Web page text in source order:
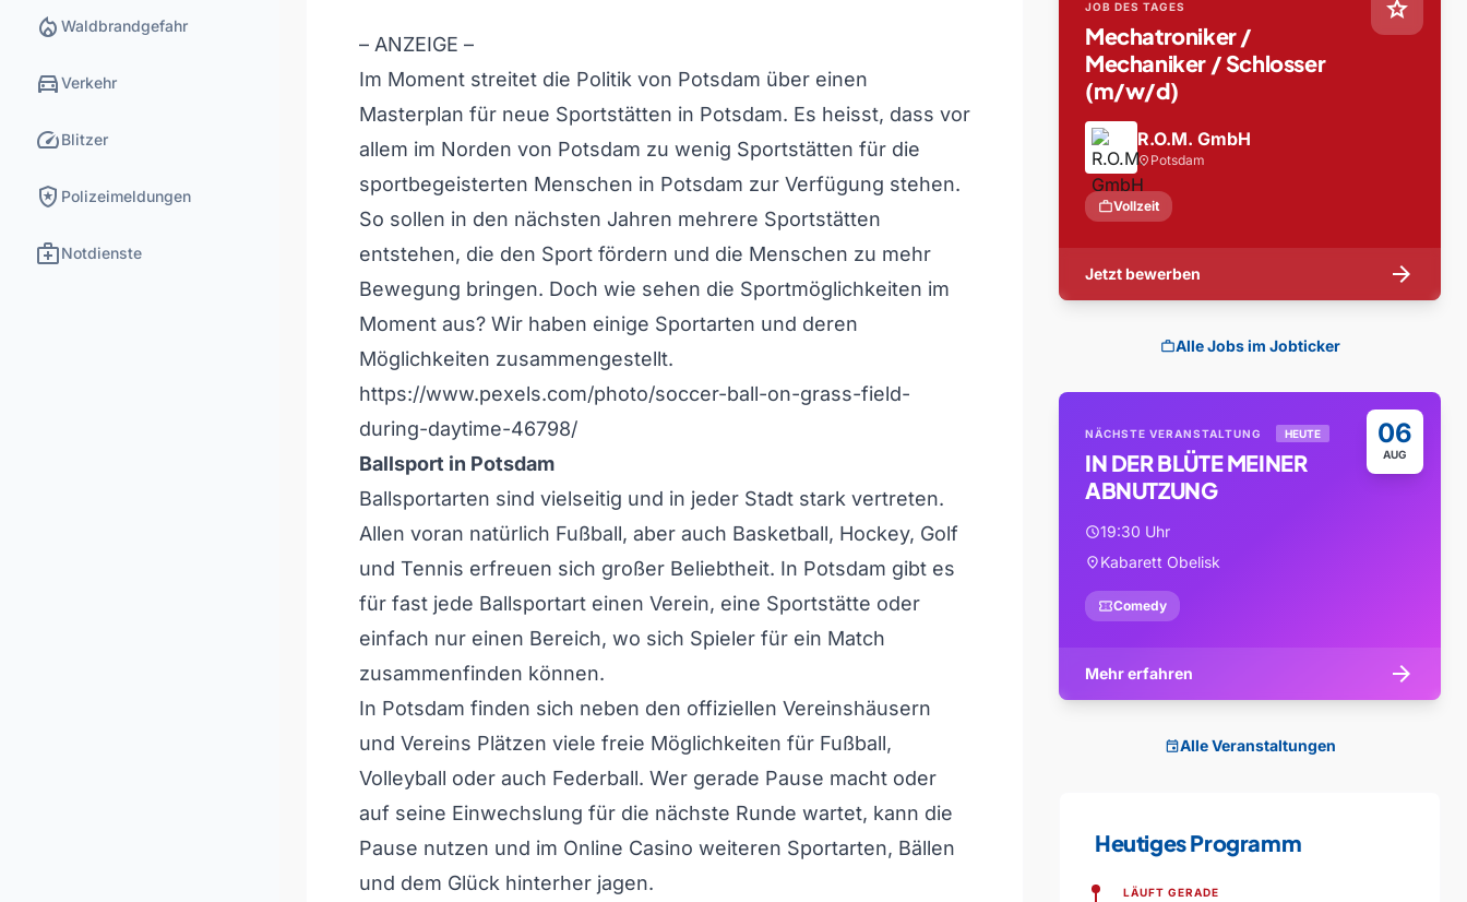
local_fire_department Waldbrandgefahr
directions_carVerkehr
speedBlitzer
local_police Polizeimeldungen
medical_servicesNotdienste
– ANZEIGE –
Im Moment streitet die Politik von Potsdam über einen
Masterplan für neue Sportstätten in Potsdam. Es heisst, dass vor
allem im Norden von Potsdam zu wenig Sportstätten für die
sportbegeisterten Menschen in Potsdam zur Verfügung stehen.
So sollen in den nächsten Jahren mehrere Sportstätten
entstehen, die den Sport fördern und die Menschen zu mehr
Bewegung bringen. Doch wie sehen die Sportmöglichkeiten im
Moment aus? Wir haben einige Sportarten und deren
Möglichkeiten zusammengestellt.
https://www.pexels.com/photo/soccer-ball-on-grass-field-
during-daytime-46798/
Ballsport in Potsdam
Ballsportarten sind vielseitig und in jeder Stadt stark vertreten.
Allen voran natürlich Fußball, aber auch Basketball, Hockey, Golf
und Tennis erfreuen sich großer Beliebtheit. In Potsdam gibt es
für fast jede Ballsportart einen Verein, eine Sportstätte oder
einfach nur einen Bereich, wo sich Spieler für ein Match
zusammenfinden können.
In Potsdam finden sich neben den offiziellen Vereinshäusern
und Vereins Plätzen viele freie Möglichkeiten für Fußball,
Volleyball oder auch Federball. Wer gerade Pause macht oder
auf seine Einwechslung für die nächste Runde wartet, kann die
Pause nutzen und im Online Casino weiteren Sportarten, Bällen
und dem Glück hinterher jagen.
star
JOB DES TAGES
Mechatroniker /
Mechaniker / Schlosser
(m/w/d)
R.O.M. GmbH
location_on Potsdam
workVollzeit
Jetzt bewerben arrow_forward
workAlle Jobs im Jobticker
06
AUG
NÄCHSTE VERANSTALTUNG HEUTE
IN DER BLÜTE MEINER
ABNUTZUNG
schedule19:30 Uhr
location_onKabarett Obelisk
confirmation_numberComedy
Mehr erfahren arrow_forward
eventAlle Veranstaltungen
Heutiges Programm
LÄUFT GERADE